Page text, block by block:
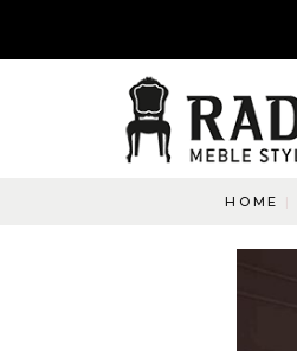
HOME